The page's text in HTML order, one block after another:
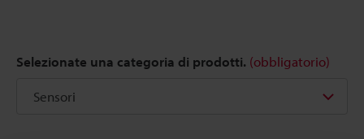
Selezionate una categoria di prodotti. (obbligatorio)